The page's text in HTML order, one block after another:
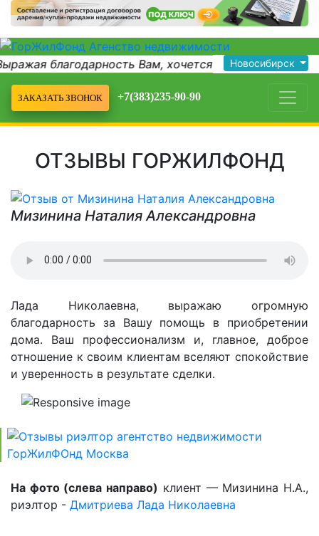
благодарность Вам, хочется поста...
Новосибирск
ЗАКАЗАТЬ ЗВОНОК +7(383)235-90-90
ОТЗЫВЫ ГОРЖИЛФОНД
Мизинина Наталия Александровна
Лада Николаевна, выражаю огромную
благодарность за Вашу помощь в приобретении
дома. Ваш профессионализм и, главное, доброе
отношение к своим клиентам вселяют спокойствие
и уверенность в результате сделки.
На фото (слева направо) клиент — Мизинина Н.А.,
риэлтор - Дмитриева Лада Николаевна